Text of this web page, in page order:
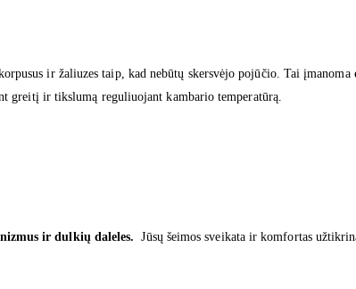
ir žaliuzes taip, kad nebūtų skersvėjo pojūčio. Tai įmanoma
greitį ir tikslumą reguliuojant kambario temperatūrą.
ir dulkių daleles. Jūsų šeimos sveikata ir komfortas